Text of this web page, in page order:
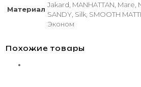
Материал
Jakard, MANHATTAN, Mare,
SANDY, Silk, SMOOTH
Эконом
Похожие товары